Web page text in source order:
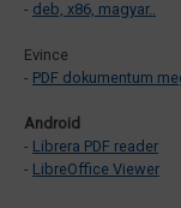
- deb, x86, magyar..
Evince
- PDF dokumentum
Android
- Librera PDF reader
- LibreOffice Viewer